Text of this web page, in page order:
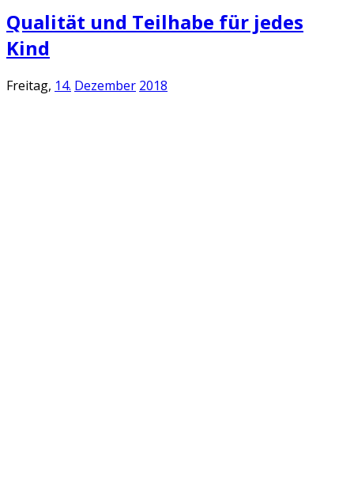
Qualität und Teilhabe für jedes
Kind
Freitag, 14. Dezember 2018